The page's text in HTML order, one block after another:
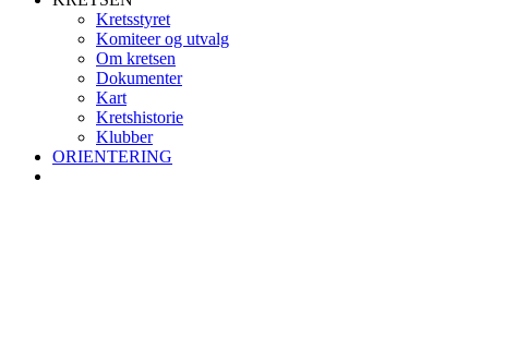
Kretsstyret
Komiteer og utvalg
Om kretsen
Dokumenter
Kart
Kretshistorie
Klubber
ORIENTERING